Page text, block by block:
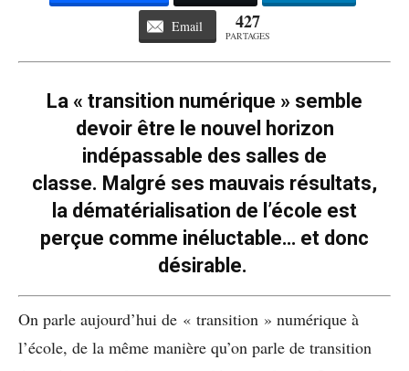
Email 427
PARTAGES
La « transition numérique » semble
devoir être le nouvel horizon
indépassable des salles de
classe. Malgré ses mauvais résultats,
la dématérialisation de l’école est
perçue comme inéluctable… et donc
désirable.
On parle aujourd’hui de « transition » numérique à
l’école, de la même manière qu’on parle de transition